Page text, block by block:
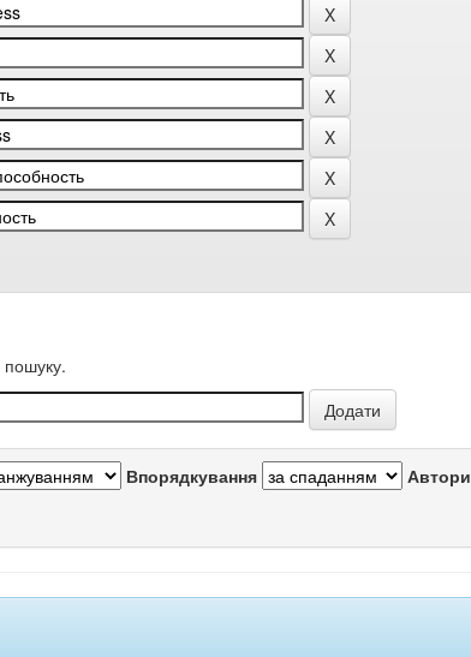
пошуку.
Впорядкування Автори